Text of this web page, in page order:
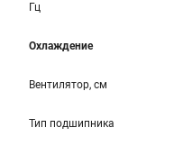
Гц
Охлаждение
Вентилятор, см
Тип подшипника